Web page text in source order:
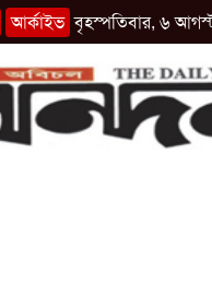
আর্কাইভ বৃহস্পতিবার, ৬